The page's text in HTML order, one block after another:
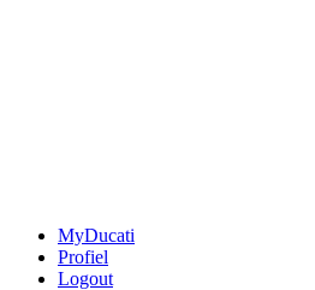
MyDucati
Profiel
Logout